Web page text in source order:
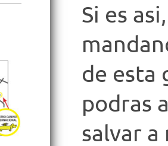
Si es
de esta
podras
salvar a